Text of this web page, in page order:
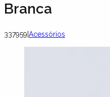
Branca
337959 Acessórios